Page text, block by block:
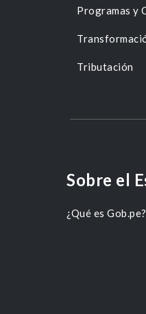
Programas y
Tributación
Sobre el
¿Qué es Gob.pe?